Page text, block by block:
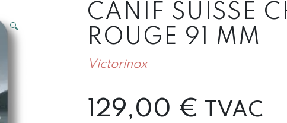
🔍
CANIF SUISSE
ROUGE 91 MM
Victorinox
129,00 € TVAC